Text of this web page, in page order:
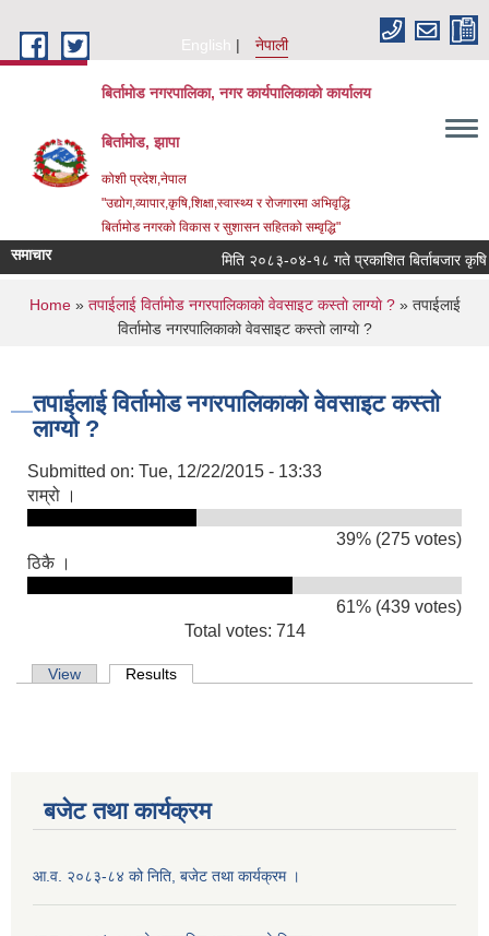
English
नेपाली
बिर्तामोड नगरपालिका, नगर कार्यपालिकाको कार्यालय
बिर्तामोड, झापा
कोशी प्रदेश,नेपाल
"उद्योग,व्यापार,कृषि,शिक्षा,स्वास्थ्य र रोजगारमा अभिवृद्धि
बिर्तामोड नगरको विकास र सुशासन सहितको सम्वृद्धि"
समाचार मिति २०८३-०४-१८ गते प्रकाशित बिर्ताबजार कृषि
You are here
Home» तपाईलाई विर्तामोड नगरपालिकाको वेवसाइट कस्ताे लाग्याे ?» तपाईलाई
विर्तामोड नगरपालिकाको वेवसाइट कस्ताे लाग्याे ?
तपाईलाई विर्तामोड नगरपालिकाको वेवसाइट कस्ताे
लाग्याे ?
Submitted on: Tue, 12/22/2015 - 13:33
राम्रो ।
39% (275 votes)
ठिकै ।
61% (439 votes)
Total votes: 714
Primary tabs
View Results
बजेट तथा कार्यक्रम
आ.व. २०८३-८४ को निति, बजेट तथा कार्यक्रम ।